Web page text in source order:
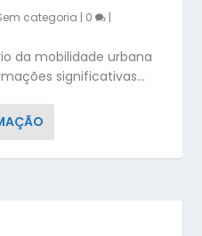
categoria | 0 |
da mobilidade urbana
significativas...